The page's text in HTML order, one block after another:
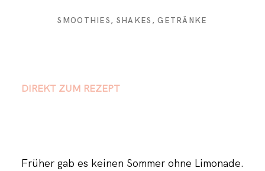
SMOOTHIES, SHAKES, GETRÄNKE
DIREKT ZUM REZEPT
Früher gab es keinen Sommer ohne Limonade.